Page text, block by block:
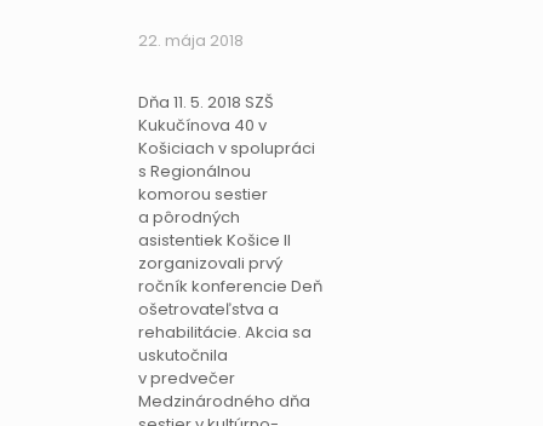
22. mája 2018
Dňa 11. 5. 2018 SZŠ
Kukučínova 40 v
Košiciach v spolupráci
s Regionálnou
komorou sestier
a pôrodných
asistentiek Košice II
zorganizovali prvý
ročník konferencie Deň
ošetrovateľstva a
rehabilitácie. Akcia sa
uskutočnila
v predvečer
Medzinárodného dňa